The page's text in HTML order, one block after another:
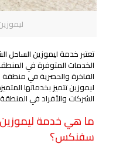
تعتبر خدمة ليموزين
الخدمات المتوفرة في
الفاخرة والحصرية في
ليموزين تتميز بخدماتها
الشركات والأفراد في
ما هي خدمة
سفنكس؟